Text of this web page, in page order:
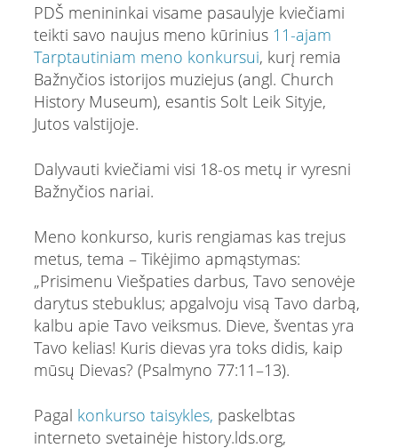
PDŠ menininkai visame pasaulyje kviečiami
teikti savo naujus meno kūrinius 11-ajam
Tarptautiniam meno konkursui, kurį remia
Bažnyčios istorijos muziejus (angl. Church
History Museum), esantis Solt Leik Sityje,
Jutos valstijoje.
Dalyvauti kviečiami visi 18-os metų ir vyresni
Bažnyčios nariai.
Meno konkurso, kuris rengiamas kas trejus
metus, tema – Tikėjimo apmąstymas:
„Prisimenu Viešpaties darbus, Tavo senovėje
darytus stebuklus; apgalvoju visą Tavo darbą,
kalbu apie Tavo veiksmus. Dieve, šventas yra
Tavo kelias! Kuris dievas yra toks didis, kaip
mūsų Dievas? (Psalmyno 77:11–13).
Pagal konkurso taisykles, paskelbtas
interneto svetainėje history.lds.org,